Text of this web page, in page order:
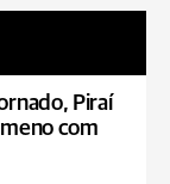
Piraí
com